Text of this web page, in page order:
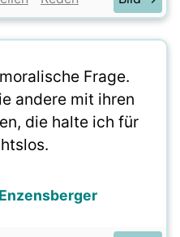
Frage.
andere mit ihren
die halte ich für